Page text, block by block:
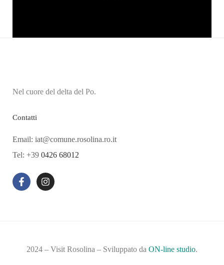
Nel cuore del delta del Po.
Contatti
Email: iat@comune.rosolina.ro.it
Tel: +39 0426 68012
2024 – Visit Rosolina – Sviluppato da ON-line studio.